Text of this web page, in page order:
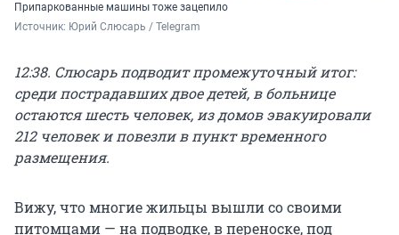
Припаркованные машины тоже зацепило
Источник: Юрий Слюсарь / Telegram
12:38. Слюсарь подводит промежуточный итог:
среди пострадавших двое детей, в больнице
остаются шесть человек, из домов эвакуировали
212 человек и повезли в пункт временного
размещения.
Вижу, что многие жильцы вышли со своими
питомцами — на подводке, в переноске, под